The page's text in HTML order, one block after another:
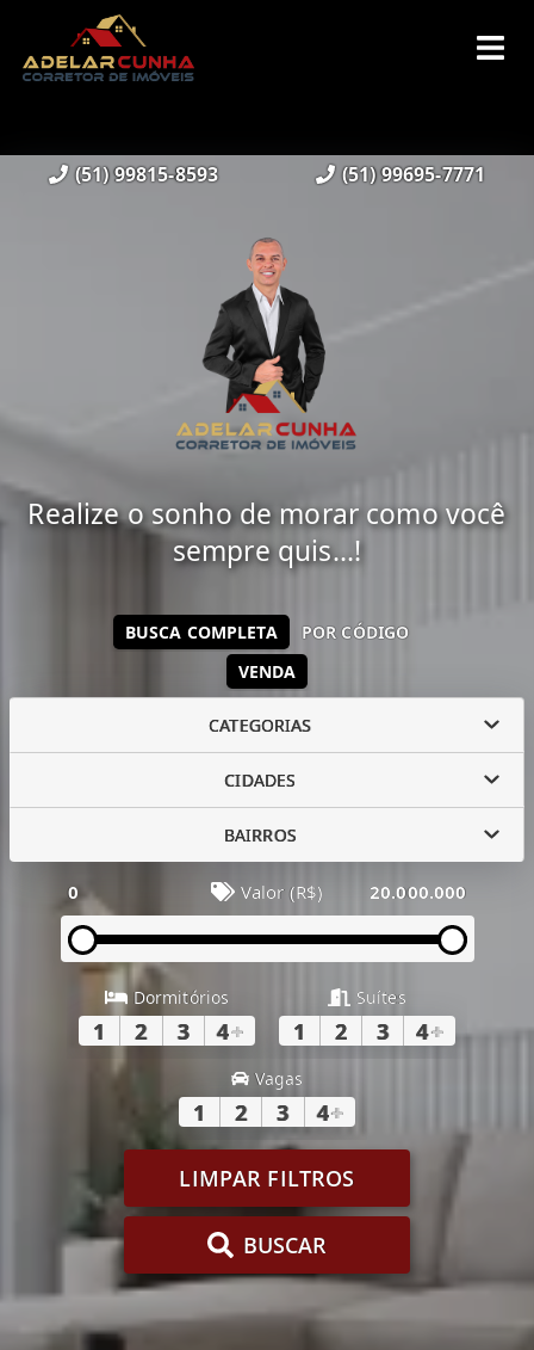
(51) 99815-8593 (51) 99695-7771
Realize o sonho de morar como você
sempre quis...!
VENDA
BUSCA COMPLETA POR CÓDIGO
CATEGORIAS
CIDADES
BAIRROS
0 Valor (R$) 20.000.000
Dormitórios
1 2 3 4+
Suítes
1 2 3 4+
Vagas
1 2 3 4+
LIMPAR FILTROS
BUSCAR